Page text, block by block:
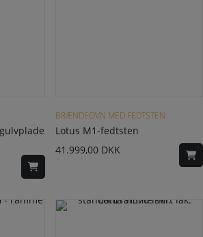
BRÆNDEOVN MED FEDTSTEN
Lotus M1-fedtsten
41.999,00 DKK